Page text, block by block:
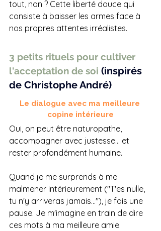
tout, non ? Cette liberté douce qui
consiste à baisser les armes face à
nos propres attentes irréalistes.
3 petits rituels pour cultiver
l'acceptation de soi (inspirés
de Christophe André)
Le dialogue avec ma meilleure
copine intérieure
Oui, on peut être naturopathe,
accompagner avec justesse… et
rester profondément humaine.
Quand je me surprends à me
malmener intérieurement ("T'es nulle,
tu n'y arriveras jamais..."), je fais une
pause. Je m'imagine en train de dire
ces mots à ma meilleure amie.